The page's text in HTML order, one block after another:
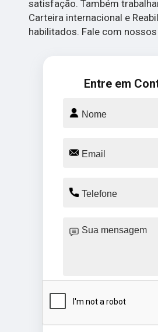
satisfação. Também
Carteira internacional e
habilitados. Fale com
Entre em